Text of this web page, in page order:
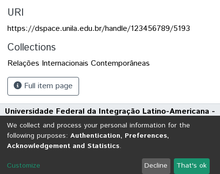
URI
https://dspace.unila.edu.br/handle/123456789/5193
Collections
Relações Internacionais Contemporâneas
Full item page
Universidade Federal da Integração Latino-Americana -
UNILA
Avenida Tarquínio Joslin dos Santos, 1000 - Polo Universitário
CEP: 85870-650 | Foz do Iguaçu - Paraná
DSpace software
copyright © 2002-2026 LYRASIS
We collect and process your personal information for the
following purposes: Authentication, Preferences,
Acknowledgement and Statistics.
Customize Decline That's ok